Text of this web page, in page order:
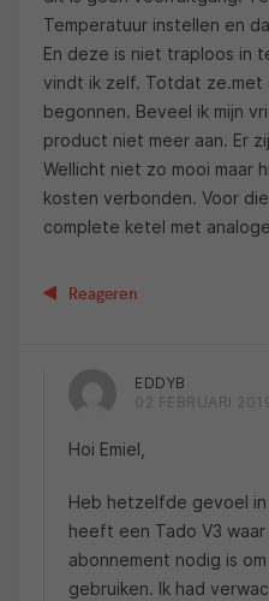
Temperatuur instellen en
En deze is niet traploos in
vindt ik zelf. Totdat ze.met
begonnen. Beveel ik mijn
product niet meer aan. Er
Wellicht niet zo mooi maar
kosten verbonden. Voor
complete ketel met
Reageren
EDDYB
02 FEBRUARI
Hoi Emiel,
Heb hetzelfde gevoel
heeft een Tado V3
abonnement nodig is
gebruiken. Ik had